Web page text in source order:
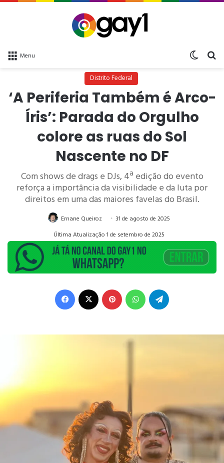
Menu
Distrito Federal
‘A Periferia Também é Arco-
Íris’: Parada do Orgulho
colore as ruas do Sol
Nascente no DF
Com shows de drags e DJs, 4ª edição do evento
reforça a importância da visibilidade e da luta por
direitos em uma das maiores favelas do Brasil.
Ernane Queiroz
31 de agosto de 2025
Última Atualização 1 de setembro de 2025
Facebook Pinterest WhatsApp